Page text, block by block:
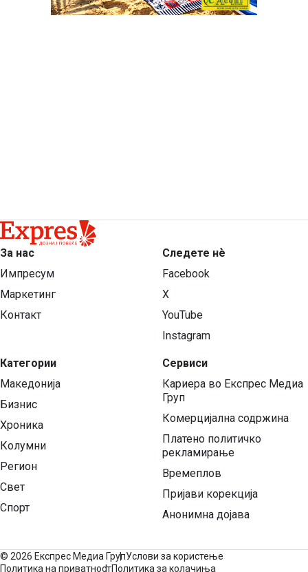
За нас
Импресум
Маркетинг
Контакт
Категории
Македонија
Бизнис
Хроника
Колумни
Регион
Свет
Спорт
Следете нѐ
Facebook
X
YouTube
Instagram
Сервиси
Кариера во Експрес Медиа
Груп
Комерцијална содржина
Платено политичко
рекламирање
Времеплов
Пријави корекција
Анонимна дојава
© 2026 Експрес Медиа ГрупУслови за користење
Политика на приватностПолитика за колачиња